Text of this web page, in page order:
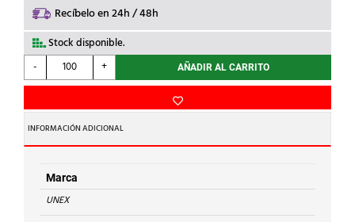
Recíbelo en 24h / 48h
Stock disponible.
-
UNEX
-
PLAST.2-
5mm
-5-
AMARILLO
cantidad
+ AÑADIR AL CARRITO
INFORMACIÓN ADICIONAL
Marca
UNEX